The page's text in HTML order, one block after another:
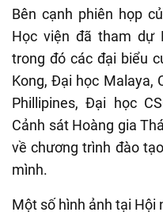
Bên cạnh phiên họp
Học viện đã tham dự
trong đó các đại biểu
Kong, Đại học Malaya,
Phillipines, Đại học
Cảnh sát Hoàng gia
về chương trình đào
mình.
Một số hình ảnh tại Hội